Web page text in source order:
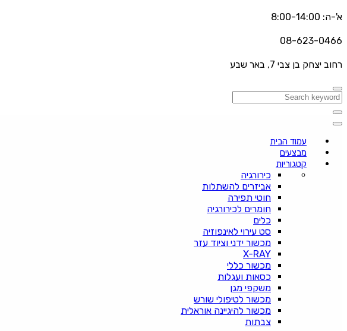
א'-ה: 8:00-14:00
08-623-0466
רחוב יצחק בן צבי 7, באר שבע
עמוד הבית
מבצעים
קטגוריות
כירורגיה
אביזרים להשתלות
חוטי תפירה
חומרים לכירורגיה
כלים
סט עירוי לאינפוזיה
מכשור ידני וציוד עזר
X-RAY
מכשור כללי
כסאות ועגלות
משקפי מגן
מכשור לטיפולי שורש
מכשור להיגיינה אוראלית
צבתות